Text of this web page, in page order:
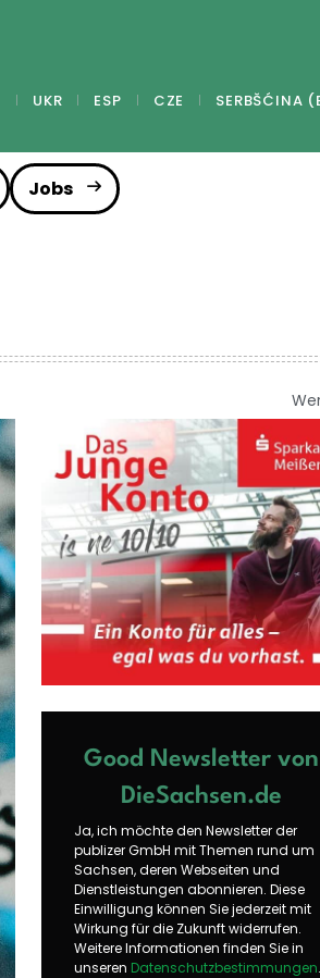
UKR ESP CZE SERBŠĆINA
Jobs
Good Newsletter von
DieSachsen.de
Ja, ich möchte den Newsletter der
publizer GmbH mit Themen rund um
Sachsen, deren Webseiten und
Dienstleistungen abonnieren. Diese
Einwilligung können Sie jederzeit mit
Wirkung für die Zukunft widerrufen.
Weitere Informationen finden Sie in
unseren Datenschutzbestimmungen.